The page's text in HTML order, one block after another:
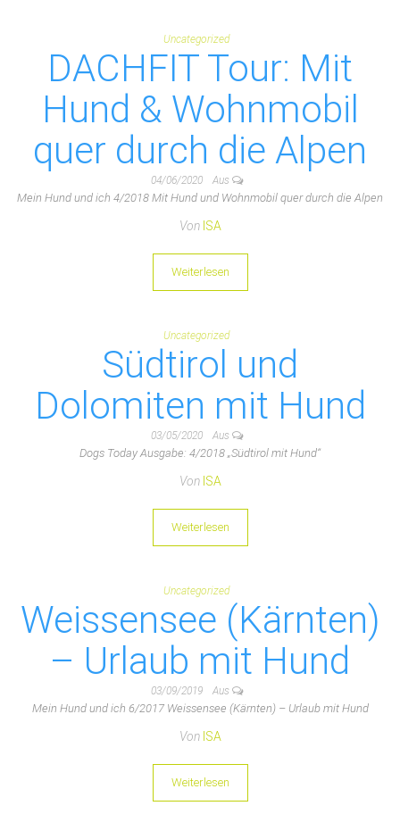
Uncategorized
DACHFIT Tour: Mit
Hund & Wohnmobil
quer durch die Alpen
04/06/2020 Aus
Mein Hund und ich 4/2018 Mit Hund und Wohnmobil quer durch die Alpen
Von ISA
Weiterlesen
Uncategorized
Südtirol und
Dolomiten mit Hund
03/05/2020 Aus
Dogs Today Ausgabe: 4/2018 „Südtirol mit Hund“
Von ISA
Weiterlesen
Uncategorized
Weissensee (Kärnten)
– Urlaub mit Hund
03/09/2019 Aus
Mein Hund und ich 6/2017 Weissensee (Kärnten) – Urlaub mit Hund
Von ISA
Weiterlesen